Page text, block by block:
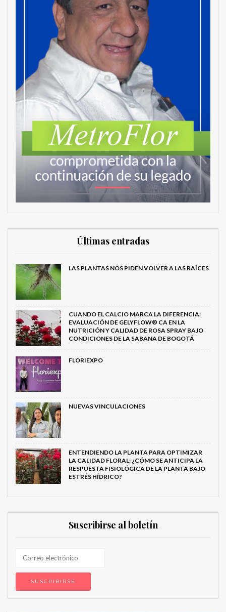
Últimas entradas
LAS PLANTAS NOS PIDEN VOLVER A LAS RAÍCES
CUANDO EL CALCIO MARCA LA DIFERENCIA:
EVALUACIÓN DE GELYFLOW® CA EN LA
NUTRICIÓN Y CALIDAD DE ROSA SPRAY BAJO
CONDICIONES DE LA SABANA DE BOGOTÁ
FLORIEXPO
NUEVAS VINCULACIONES
ENTENDIENDO LA PLANTA PARA OPTIMIZAR
LA CALIDAD FLORAL: ¿CÓMO SE ANTICIPA LA
RESPUESTA FISIOLÓGICA DE LA PLANTA BAJO
ESTRÉS HÍDRICO?
Suscribirse al boletín